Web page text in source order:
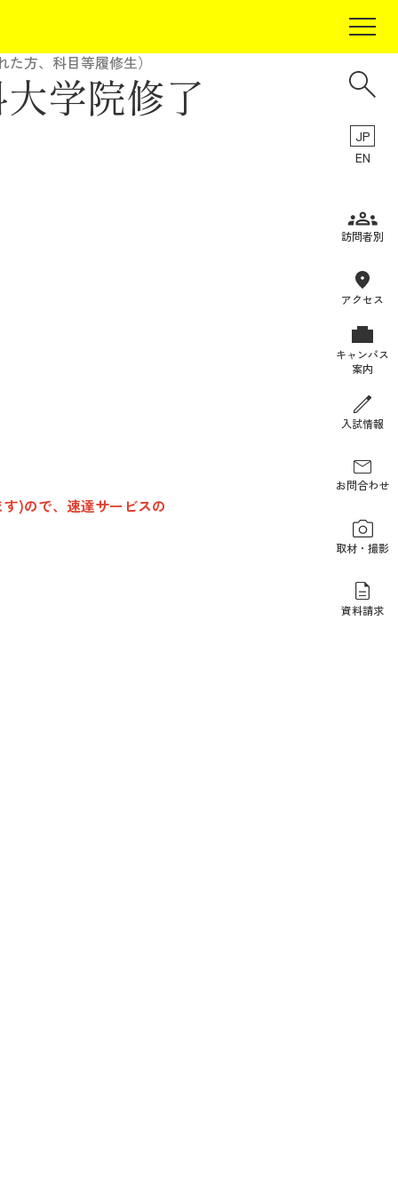
JP
EN
訪問者別
アクセス
キャンパス
案内
入試情報
お問合わせ
取材・撮影
資料請求
方、科目等履修生）
学院修了
)ので、速達サービスの